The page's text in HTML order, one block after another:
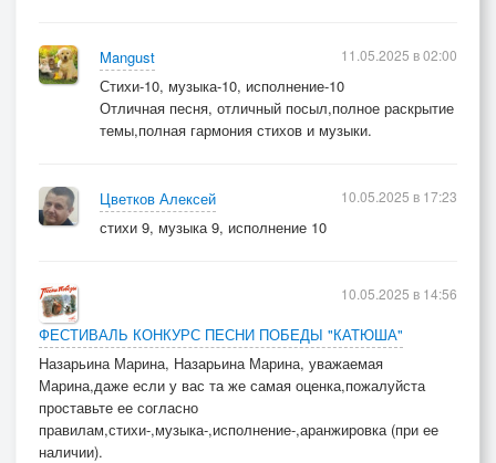
Mangust
Стихи-10, музыка-10, исполнение-10
Отличная песня, отличный посыл,полное раскрытие
темы,полная гармония стихов и музыки.
11.05.2025 в 02:00
Цветков Алексей
стихи 9, музыка 9, исполнение 10
10.05.2025 в 17:23
ФЕСТИВАЛЬ КОНКУРС ПЕСНИ ПОБЕДЫ "КАТЮША"
Назарьина Марина, Назарьина Марина, уважаемая
Марина,даже если у вас та же самая оценка,пожалуйста
проставьте ее согласно
правилам,стихи-,музыка-,исполнение-,аранжировка (при ее
наличии).
10.05.2025 в 14:56